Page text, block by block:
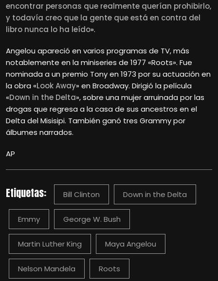
encontrar personas que realmente querían prohibirlo,
y todavía creo que la gente que está en contra del
libro nunca lo ha leído».
Angelou apareció en varios programas de TV, más
notablemente en la miniseries de 1977 «Roots». Fue
nominada a un premio Tony en 1973 por su actuación en
la obra «Look Away» en Broadway. Dirigió la película
«Down in the Delta», sobre una mujer arruinada por las
drogas que regresa a la casa de sus ancestros en el
Delta del Misisipi. También ganó tres Grammy por
álbumes narrados.
AP
Etiquetas: Bill Clinton Down in the Delta
Emmy George W. Bush
Martin Luther King Maya Angelou
Nelson Mandela Roots